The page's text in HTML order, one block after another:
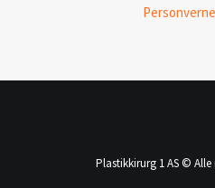
Plastikkirurg 1 AS © Alle